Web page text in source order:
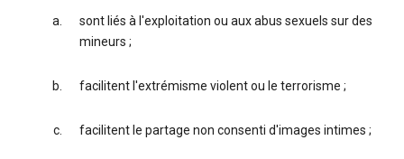
sont liés à l'exploitation ou aux abus sexuels sur des
mineurs ;
facilitent l'extrémisme violent ou le terrorisme ;
facilitent le partage non consenti d'images intimes ;